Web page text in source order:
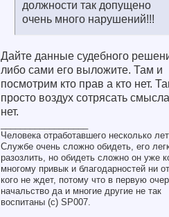
должности так допущено
очень много нарушений!!!
Дайте данные судебного
либо сами его выложите. Там и
посмотрим кто прав а кто нет.
просто воздух сотрясать смысла
нет.
Человека отработавшего несколько
Службе очень сложно обидеть, его
разозлить, но обидеть сложно он уже
многому привык и благодарностей ни от
кого не ждет, потому что в первую
начальство да и многие другие не так
воспитаны (с) SP007.